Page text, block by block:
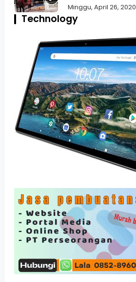
Minggu, April 26, 2020
Technology